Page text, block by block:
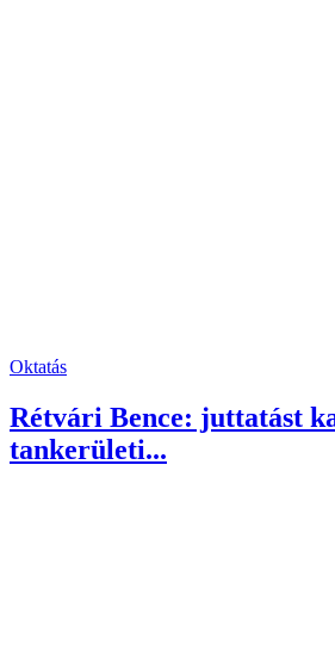
Oktatás
Rétvári Bence: juttatást
tankerületi...